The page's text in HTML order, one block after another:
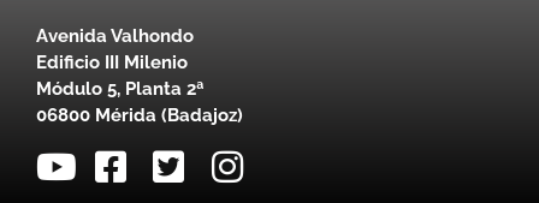
Avenida Valhondo
Edificio III Milenio
Módulo 5, Planta 2ª
06800 Mérida (Badajoz)